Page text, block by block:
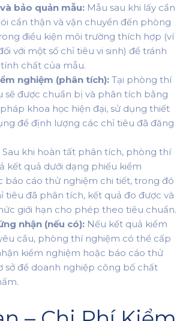
bảo quản mẫu: Mẫu sau khi lấy cần
cẩn thận và vận chuyển đến phòng
điều kiện môi trường thích hợp (ví
với một số chỉ tiêu vi sinh) để tránh
chất của mẫu.
nghiệm (phân tích): Tại phòng thí
sẽ được chuẩn bị và phân tích bằng
khoa học hiện đại, sử dụng thiết
để định lượng các chỉ tiêu đã đăng
Sau khi hoàn tất phân tích, phòng thí
kết quả dưới dạng phiếu kiểm
báo cáo thử nghiệm chi tiết, trong đó
tiêu đã phân tích, kết quả đo được và
giới hạn cho phép theo tiêu chuẩn.
nhận (nếu có): Nếu kết quả kiểm
cầu, phòng thí nghiệm có thể cấp
kiểm nghiệm hoặc báo cáo thử
sở để doanh nghiệp công bố chất